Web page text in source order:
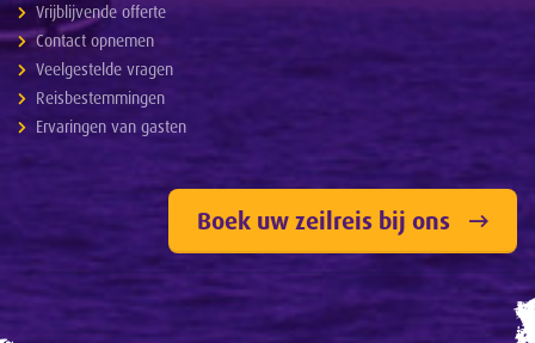
Vrijblijvende offerte
Contact opnemen
Veelgestelde vragen
Reisbestemmingen
Ervaringen van gasten
Boek uw zeilreis bij ons